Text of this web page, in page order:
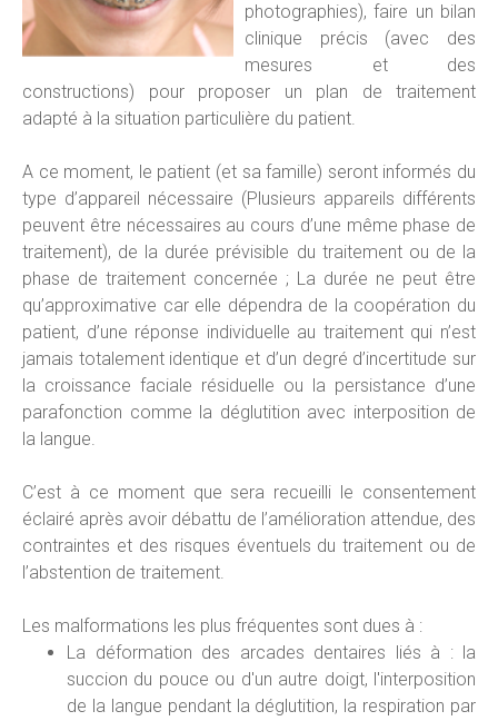
photographies), faire un bilan
clinique précis (avec des
mesures et des
constructions) pour proposer un plan de traitement
adapté à la situation particulière du patient.
A ce moment, le patient (et sa famille) seront informés du
type d’appareil nécessaire (Plusieurs appareils différents
peuvent être nécessaires au cours d’une même phase de
traitement), de la durée prévisible du traitement ou de la
phase de traitement concernée ; La durée ne peut être
qu’approximative car elle dépendra de la coopération du
patient, d’une réponse individuelle au traitement qui n’est
jamais totalement identique et d’un degré d’incertitude sur
la croissance faciale résiduelle ou la persistance d’une
parafonction comme la déglutition avec interposition de
la langue.
C’est à ce moment que sera recueilli le consentement
éclairé après avoir débattu de l’amélioration attendue, des
contraintes et des risques éventuels du traitement ou de
l’abstention de traitement.
Les malformations les plus fréquentes sont dues à :
La déformation des arcades dentaires liés à : la
succion du pouce ou d'un autre doigt, l'interposition
de la langue pendant la déglutition, la respiration par